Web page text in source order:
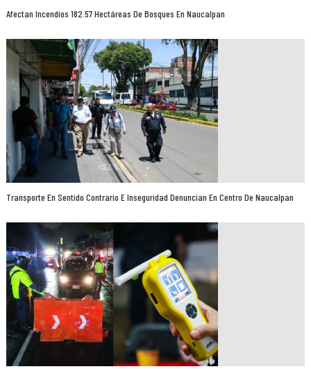
Afectan Incendios 182.57 Hectáreas De Bosques En Naucalpan
Transporte En Sentido Contrario E Inseguridad Denuncian En Centro De Naucalpan